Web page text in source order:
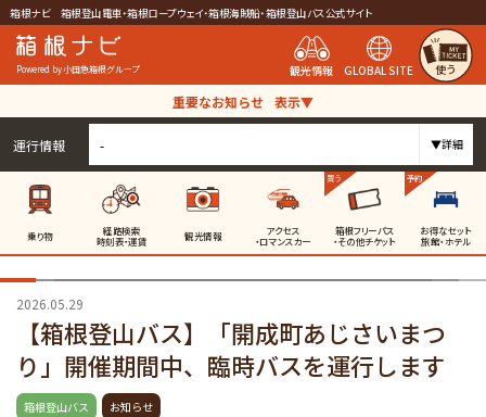
箱根ナビ 箱根登山電車・箱根ロープウェイ・箱根海賊船・箱根登山バス公式サイト
Powered by 小田急箱根グループ 観光情報 GLOBAL SITE 使う
重要なお知らせ 表示▼
運行情報 - ▼詳細
乗り物 経路検索
時刻表・運賃 観光情報 アクセス
・ロマンスカー
買う
箱根フリーパス
・その他チケット
予約
お得なセット
旅館・ホテル
2026.05.29
【箱根登山バス】「開成町あじさいまつ
り」開催期間中、臨時バスを運行します
箱根登山バス お知らせ